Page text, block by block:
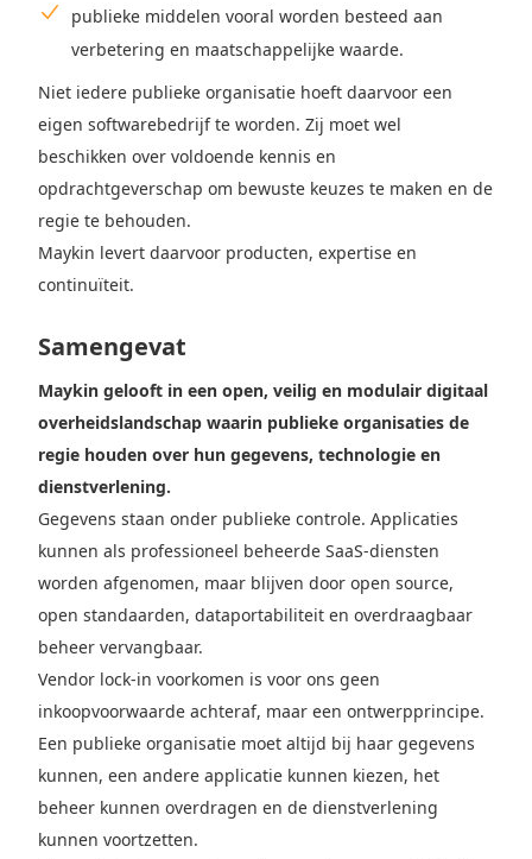
publieke middelen vooral worden besteed aan
verbetering en maatschappelijke waarde.
Niet iedere publieke organisatie hoeft daarvoor een
eigen softwarebedrijf te worden. Zij moet wel
beschikken over voldoende kennis en
opdrachtgeverschap om bewuste keuzes te maken en de
regie te behouden.
Maykin levert daarvoor producten, expertise en
continuïteit.
Samengevat
Maykin gelooft in een open, veilig en modulair digitaal
overheidslandschap waarin publieke organisaties de
regie houden over hun gegevens, technologie en
dienstverlening.
Gegevens staan onder publieke controle. Applicaties
kunnen als professioneel beheerde SaaS-diensten
worden afgenomen, maar blijven door open source,
open standaarden, dataportabiliteit en overdraagbaar
beheer vervangbaar.
Vendor lock-in voorkomen is voor ons geen
inkoopvoorwaarde achteraf, maar een ontwerpprincipe.
Een publieke organisatie moet altijd bij haar gegevens
kunnen, een andere applicatie kunnen kiezen, het
beheer kunnen overdragen en de dienstverlening
kunnen voortzetten.